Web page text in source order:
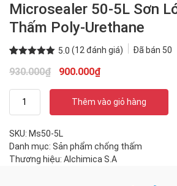
Microsealer 50-5L Sơn
Thấm Poly-Urethane
5.0
dựa trên
(12 đánh giá) Đã bán 50
930.000₫
Giá
900.000₫Giá
Sơn
lót
chống
Thêm vào giỏ hàng
SKU: Ms50-5L
Danh mục: Sản phẩm chống thấm
Thương hiệu: Alchimica S.A